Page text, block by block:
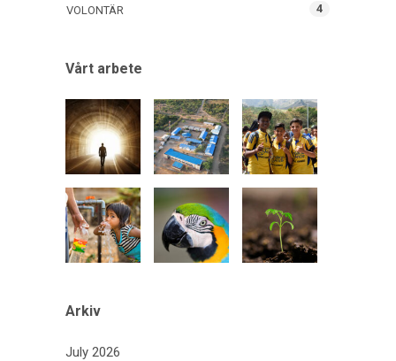
VOLONTÄR 4
Vårt arbete
Arkiv
July 2026